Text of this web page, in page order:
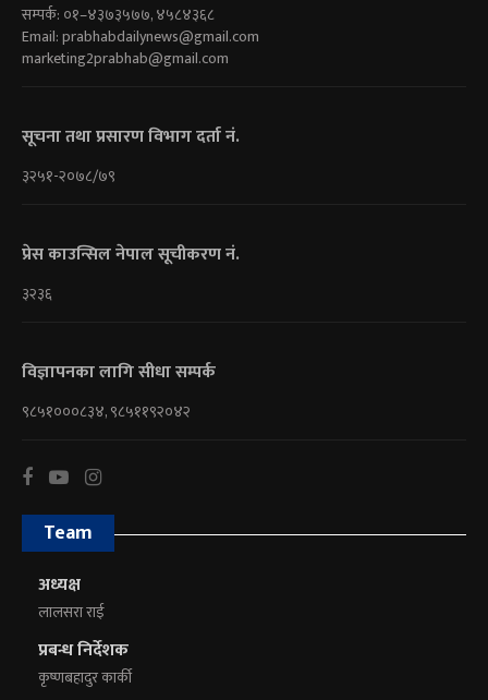
सम्पर्क: ०१–४३७३५७७, ४५८४३६८
Email:prabhabdailynews@gmail.com
marketing2prabhab@gmail.com
सूचना तथा प्रसारण विभाग दर्ता नं.
३२५१-२०७८/७९
प्रेस काउन्सिल नेपाल सूचीकरण नं.
३२३६
विज्ञापनका लागि सीधा सम्पर्क
९८५१०००८३४, ९८५११९२०४२
Team
अध्यक्ष
लालसरा राई
प्रबन्ध निर्देशक
कृष्णबहादुर कार्की